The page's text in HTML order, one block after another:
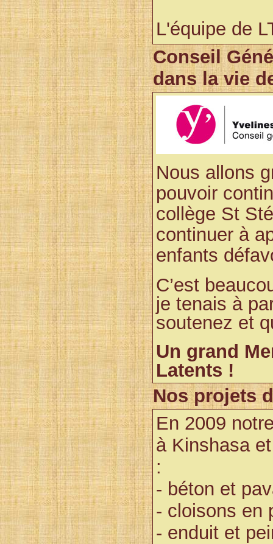
L'équipe de
Conseil
dans la vie
Nous allons
pouvoir
collège St
continuer à
enfants
C’est
je tenais à
soutenez et
Un grand
Latents !
Nos projets
En 2009
à Kinshasa
:
- béton et
- cloisons en
- enduit et